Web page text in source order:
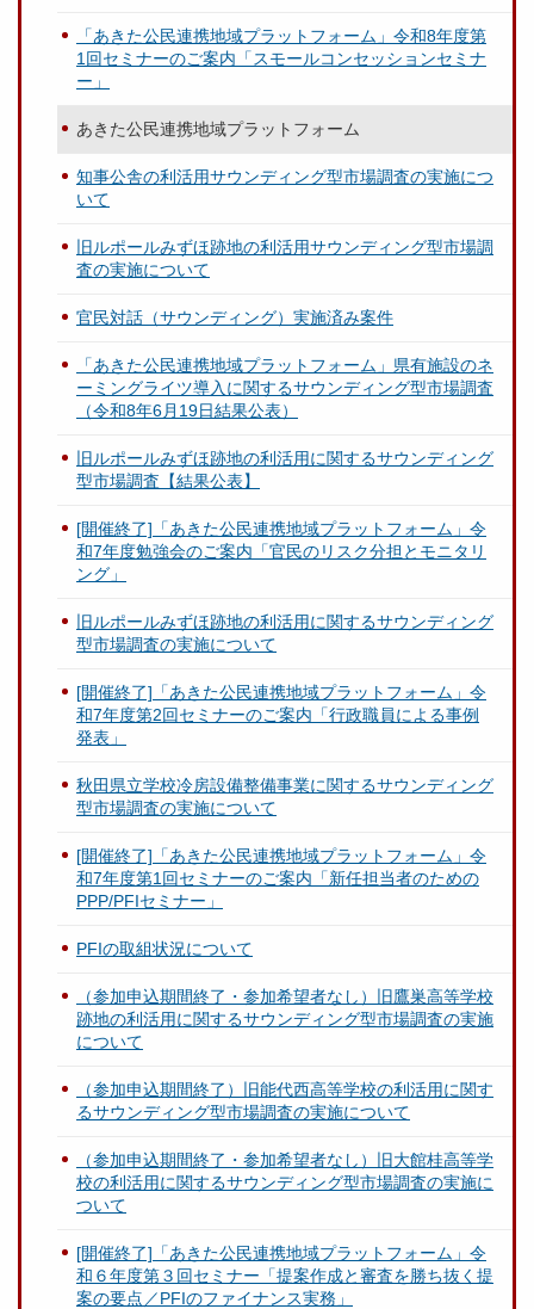
「あきた公民連携地域プラットフォーム」令和8年度第
1回セミナーのご案内「スモールコンセッションセミナ
ー」
あきた公民連携地域プラットフォーム
知事公舎の利活用サウンディング型市場調査の実施につ
いて
旧ルポールみずほ跡地の利活用サウンディング型市場調
査の実施について
官民対話（サウンディング）実施済み案件
「あきた公民連携地域プラットフォーム」県有施設のネ
ーミングライツ導入に関するサウンディング型市場調査
（令和8年6月19日結果公表）
旧ルポールみずほ跡地の利活用に関するサウンディング
型市場調査【結果公表】
[開催終了]「あきた公民連携地域プラットフォーム」令
和7年度勉強会のご案内「官民のリスク分担とモニタリ
ング」
旧ルポールみずほ跡地の利活用に関するサウンディング
型市場調査の実施について
[開催終了]「あきた公民連携地域プラットフォーム」令
和7年度第2回セミナーのご案内「行政職員による事例
発表」
秋田県立学校冷房設備整備事業に関するサウンディング
型市場調査の実施について
[開催終了]「あきた公民連携地域プラットフォーム」令
和7年度第1回セミナーのご案内「新任担当者のための
PPP/PFIセミナー」
PFIの取組状況について
（参加申込期間終了・参加希望者なし）旧鷹巣高等学校
跡地の利活用に関するサウンディング型市場調査の実施
について
（参加申込期間終了）旧能代西高等学校の利活用に関す
るサウンディング型市場調査の実施について
（参加申込期間終了・参加希望者なし）旧大館桂高等学
校の利活用に関するサウンディング型市場調査の実施に
ついて
[開催終了]「あきた公民連携地域プラットフォーム」令
和６年度第３回セミナー「提案作成と審査を勝ち抜く提
案の要点／PFIのファイナンス実務」